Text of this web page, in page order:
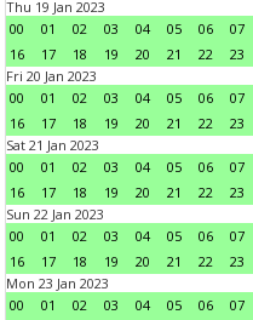
Thu 19 Jan 2023
00
01 02 03 04 05 06 07
16
17 18 19 20 21 22
23
Fri 20 Jan 2023
00
01 02 03 04 05 06 07
16
17 18 19 20 21 22
23
Sat 21 Jan 2023
00
01 02 03 04 05 06 07
16
17 18 19 20 21 22
23
Sun 22 Jan 2023
00
01 02 03 04 05 06 07
16
17 18 19 20 21 22
23
Mon 23 Jan 2023
00
01 02 03 04 05 06 07